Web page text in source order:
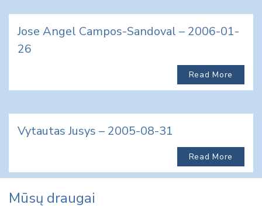
Jose Angel Campos-Sandoval – 2006-01-
26
Read More
Vytautas Jusys – 2005-08-31
Read More
Mūsų draugai